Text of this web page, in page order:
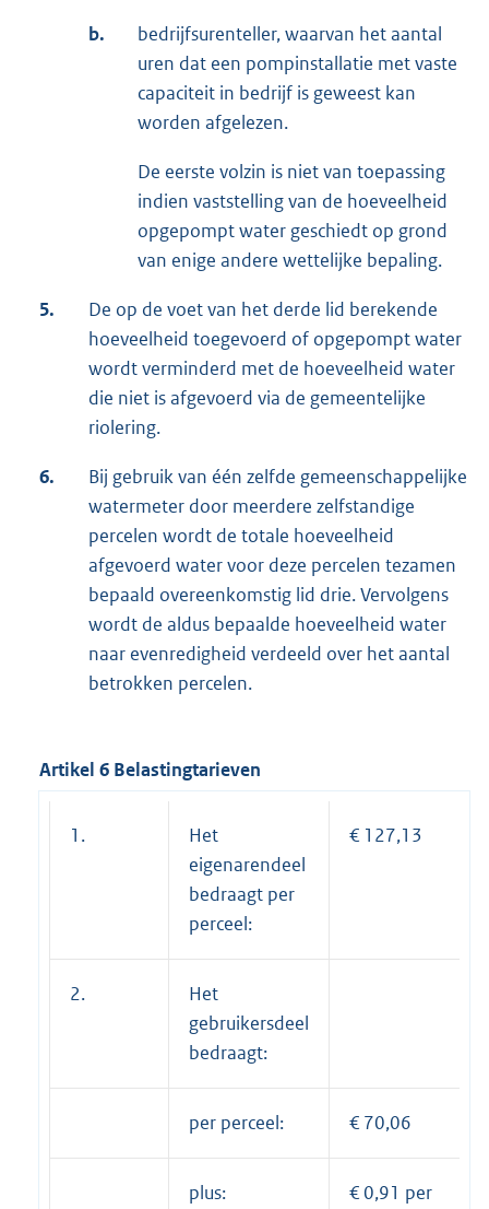
b.
bedrijfsurenteller, waarvan het aantal
uren dat een pompinstallatie met vaste
capaciteit in bedrijf is geweest kan
worden afgelezen.
De eerste volzin is niet van toepassing
indien vaststelling van de hoeveelheid
opgepompt water geschiedt op grond
van enige andere wettelijke bepaling.
5.
De op de voet van het derde lid berekende
hoeveelheid toegevoerd of opgepompt water
wordt verminderd met de hoeveelheid water
die niet is afgevoerd via de gemeentelijke
riolering.
6.
Bij gebruik van één zelfde gemeenschappelijke
watermeter door meerdere zelfstandige
percelen wordt de totale hoeveelheid
afgevoerd water voor deze percelen tezamen
bepaald overeenkomstig lid drie. Vervolgens
wordt de aldus bepaalde hoeveelheid water
naar evenredigheid verdeeld over het aantal
betrokken percelen.
Artikel 6 Belastingtarieven
1.
Het
eigenarendeel
bedraagt per
perceel:
€ 127,13
2.
Het
gebruikersdeel
bedraagt:
per perceel: € 70,06
plus:
€ 0,91 per